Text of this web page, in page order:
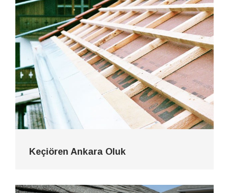
Keçiören Ankara Oluk